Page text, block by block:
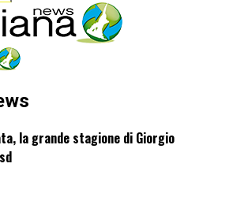
la grande stagione di Giorgio